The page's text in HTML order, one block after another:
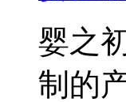
婴之
制的